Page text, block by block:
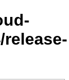
release-